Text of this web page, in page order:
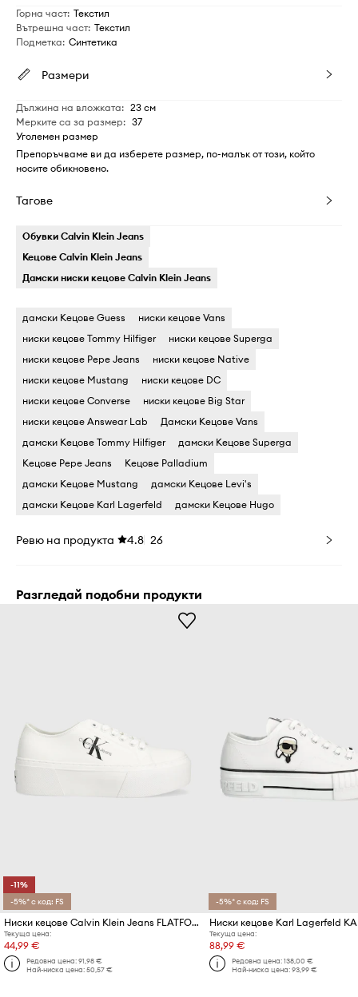
Горна част: Текстил
Вътрешна част: Текстил
Подметка: Синтетика
Размери
Дължина на вложката: 23 см
Мерките са за размер: 37
Уголемен размер
Препоръчваме ви да изберете размер, по-малък от този, който
носите обикновено.
Тагове
Обувки Calvin Klein Jeans
Кецове Calvin Klein Jeans
Дамски ниски кецове Calvin Klein Jeans
дамски Кецове Guess
ниски кецове Vans
ниски кецове Tommy Hilfiger
ниски кецове Superga
ниски кецове Pepe Jeans
ниски кецове Native
ниски кецове Mustang
ниски кецове DC
ниски кецове Converse
ниски кецове Big Star
ниски кецове Answear Lab
Дамски Кецове Vans
дамски Кецове Tommy Hilfiger
дамски Кецове Superga
Кецове Pepe Jeans
Кецове Palladium
дамски Кецове Mustang
дамски Кецове Levi's
дамски Кецове Karl Lagerfeld
дамски Кецове Hugo
Ревю на продукта 4.8 26
Разгледай подобни продукти
-11%
-5%* с код: FS
Ниски кецове Calvin Klein Jeans FLATFORM+ CUPSOLE LOW TXT
Текуща цена:
44,99 €
Редовна цена:91,98 €
Най-ниска цена:50,57 €
-5%* с код: FS
Текуща цена:
88,99 €
Редовна цена:138,00 €
Най-ниска цена:93,99 €